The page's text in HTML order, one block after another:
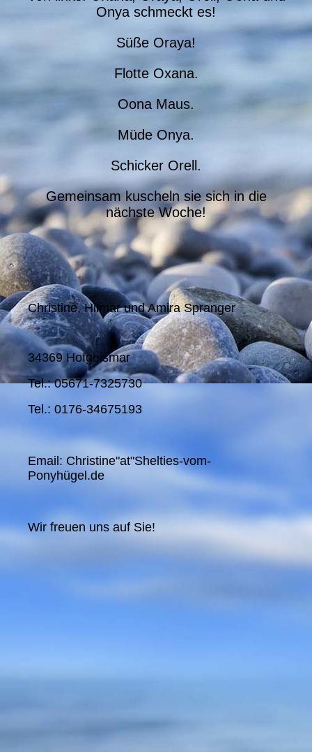
Onya schmeckt es!
Süße Oraya!
Flotte Oxana.
Oona Maus.
Müde Onya.
Schicker Orell.
Gemeinsam kuscheln sie sich in die
nächste Woche!
Christine, Hilmar und Amira Spranger
34369 Hofgeismar
Tel.: 05671-7325730
Tel.: 0176-34675193
Email: Christine"at"Shelties-vom-
Ponyhügel.de
Wir freuen uns auf Sie!